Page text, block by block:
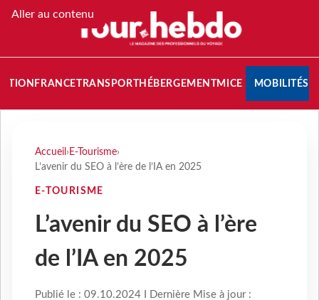
Aller au contenu
FRANCETRANSPORT HÉBERGEMENTMICE MOBILITÉS
Accueil › E-Tourisme›
L’avenir du SEO à l’ère de l’IA en 2025
E-TOURISME
L’avenir du SEO à l’ère
de l’IA en 2025
Publié le : 09.10.2024 I Dernière Mise à jour :